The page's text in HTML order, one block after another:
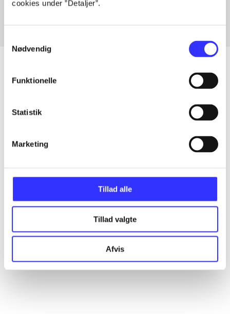
cookies under ”Detaljer”.
Nødvendig
Funktionelle
Statistik
Marketing
Tillad alle
Tillad valgte
Afvis
Alle registrerede artikler fordelt på udgivelser
...
...
...